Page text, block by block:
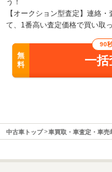
う！
【オークション型査定】連絡
て、1番高い査定価格で買い取
無
料
90
一括
中古車トップ 車買取・車査定・車売